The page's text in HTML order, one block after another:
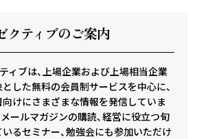
クティ ブのご案内
ィブは、上場企業および上場相当企業
した無料の会員制サービスを中心に、
けにさまざまな情報を発信していま
ールマガジンの購読、経営に役立つ旬
るセミナー、勉強会にも参加いただけ